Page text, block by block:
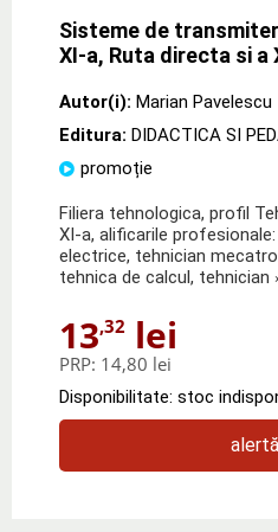
Sisteme de
XI-a, Ruta directa si a
Autor(i): Marian Pavelescu
Editura: DIDACTICA SI
promoție
Filiera tehnologica, profil
XI-a, alificarile
electrice, tehnician
tehnica de calcul, tehnician
13,32 lei
PRP: 14,80 lei
Disponibilitate: stoc